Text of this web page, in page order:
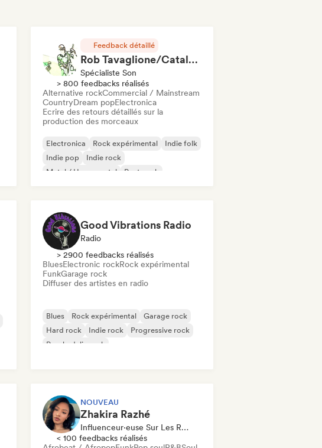
Feedback détaillé
Rob Tavaglione/Catalyst Recording
Spécialiste Son
> 800 feedbacks réalisés
Alternative rockCommercial / Mainstream
CountryDream popElectronica
Ecrire des retours détaillés sur la
production des morceaux
Electronica Rock expérimental
Indie folk
Indie pop
Indie rock
Metal / Heavy metal
Post punk
Good Vibrations Radio
Radio
> 2900 feedbacks réalisés
BluesElectronic rockRock expérimental
FunkGarage rock
Diffuser des artistes en radio
Blues Rock expérimental
Garage rock
Hard rock
Indie rock
Progressive rock
Psychedelic rock
NOUVEAU
Zhakira Razhé
Influenceur·euse Sur Les Réseaux Sociaux
< 100 feedbacks réalisés